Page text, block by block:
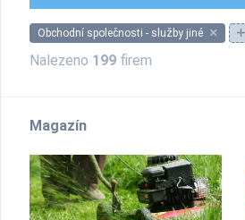
Obchodní společnosti - služby jiné
Nalezeno 199 firem
Magazín